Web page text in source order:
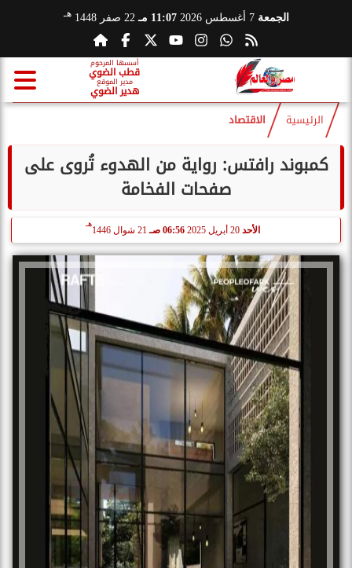
الجمعة 7 أغسطس 2026 11:07 مـ 22 صفر 1448 هـ
أسسها المرحوم
قطب الضوي
مدير الموقع
هدير الضوي
الرئيسية الاقتصاد
كمبوند رافتس: رواية من الهدوء تُروى على
صفحات الفخامة
الأحد 06:56 صـ 21 شوال 1446
هـ